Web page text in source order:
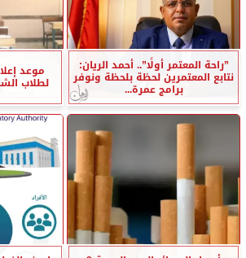
”راحة المعتمر أولًا”.. أحمد الريان:
نتابع المعتمرين لحظة بلحظة ونوفر
برامج عمرة...
موعد
لطلاب